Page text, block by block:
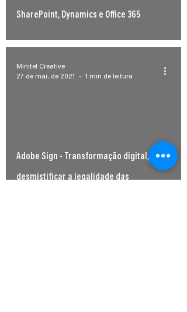
SharePoint, Dynamics e Office 365
Adobe Sign - Transformação digital,
desmistificar a legalidade das
Minitel Creative
27 de mai. de 2021
1 min de leitura